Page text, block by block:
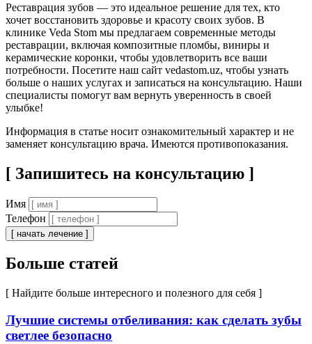
Реставрация зубов — это идеальное решение для тех, кто
хочет восстановить здоровье и красоту своих зубов. В
клинике Veda Stom мы предлагаем современные методы
реставрации, включая композитные пломбы, виниры и
керамические коронки, чтобы удовлетворить все ваши
потребности. Посетите наш сайт vedastom.uz, чтобы узнать
больше о наших услугах и записаться на консультацию. Наши
специалисты помогут вам вернуть уверенность в своей
улыбке!
Информация в статье носит ознакомительный характер и не
заменяет консультацию врача. Имеются противопоказания.
[ Запишитесь на консультацию ]
Имя
Телефон
[ начать лечение ]
Больше статей
[ Найдите больше интересного и полезного для себя ]
Лучшие системы отбеливания: как сделать зубы
светлее безопасно